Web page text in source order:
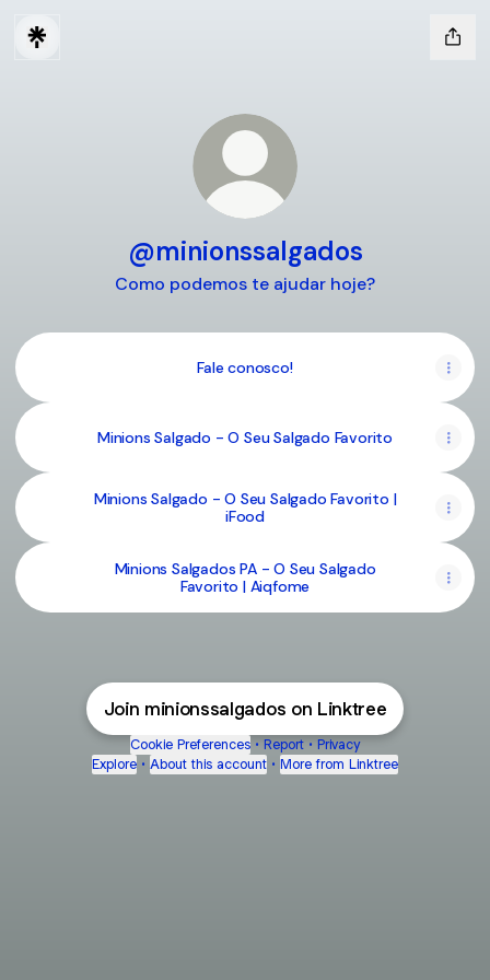
@minionssalgados
Como podemos te ajudar hoje?
Fale conosco!
Minions Salgado - O Seu Salgado Favorito
Minions Salgado - O Seu Salgado Favorito |
iFood
Minions Salgados PA - O Seu Salgado
Favorito | Aiqfome
Join minionssalgados on Linktree
Cookie Preferences • Report • Privacy
Explore • About this account • More from Linktree